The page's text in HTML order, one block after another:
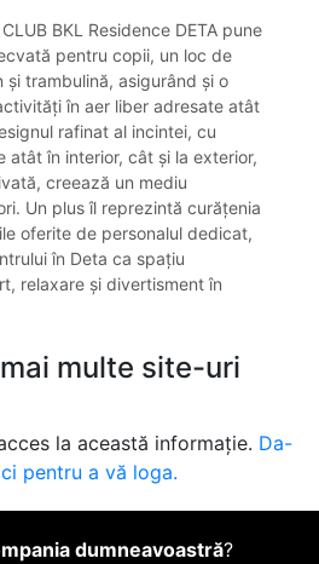
BKL Residence DETA pune
pentru copii, un loc de
trambulină, asigurând și o
în aer liber adresate atât
rafinat al incintei, cu
atât în interior, cât și la exterior,
creează un mediu
Un plus îl reprezintă curățenia
oferite de personalul dedicat,
în Deta ca spațiu
relaxare și divertisment în
multe site-uri
la această informație. Da-
pentru a vă loga.
dumneavoastră?